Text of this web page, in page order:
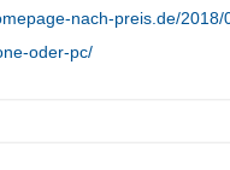
nach-preis.de/
oder-pc/